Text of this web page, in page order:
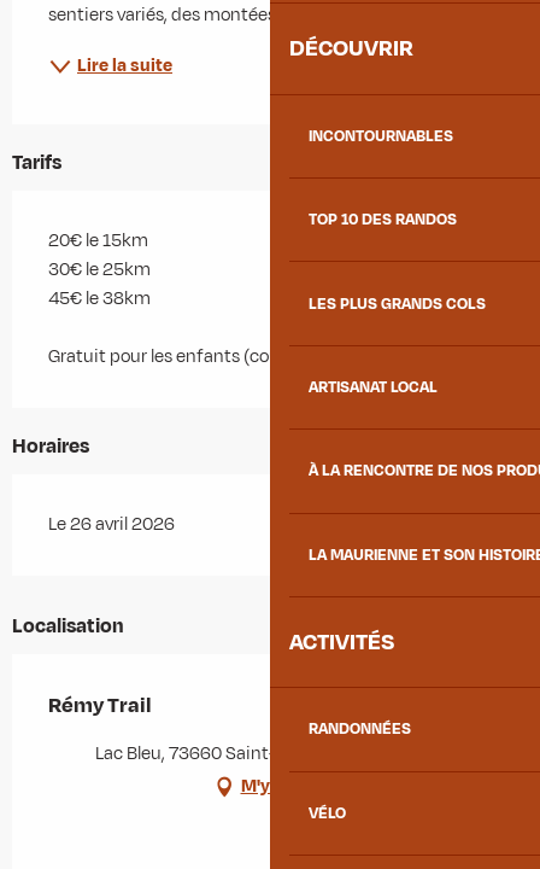
DÉCOUVRIR
INCONTOURNABLES
TOP 10 DES RANDOS
LES PLUS GRANDS COLS
ARTISANAT LOCAL
À LA RENCONTRE DE NOS
LA MAURIENNE ET SON
ACTIVITÉS
RANDONNÉES
VÉLO
sentiers variés, des montées qui font...
Lire la suite
Tarifs
20€ le 15km
30€ le 25km
45€ le 38km
Gratuit pour les enfants (course de 1 ou 2km)
Horaires
Le 26 avril 2026
Localisation
Rémy Trail
Lac Bleu, 73660 Saint-Rémy-de-Maurienne
M'y rendre